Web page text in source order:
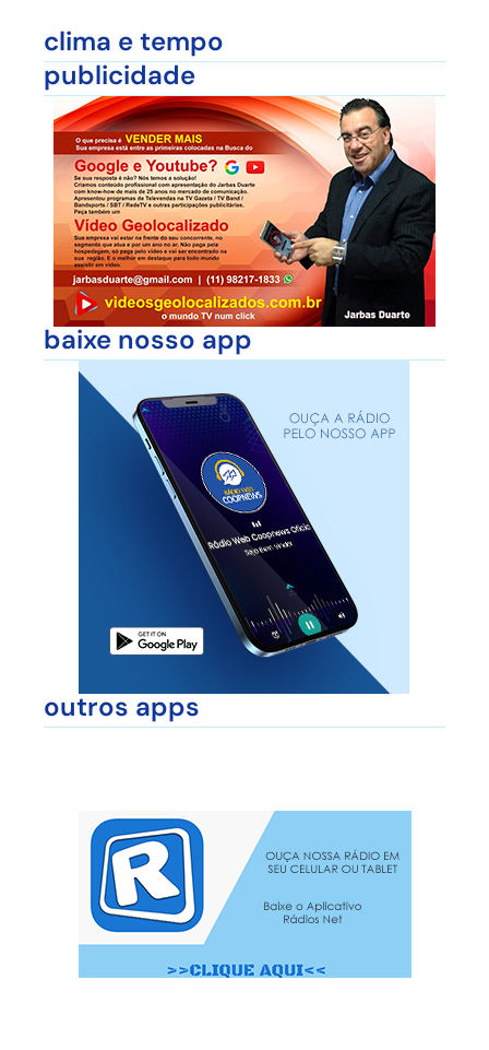
clima e tempo
publicidade
baixe nosso app
outros apps